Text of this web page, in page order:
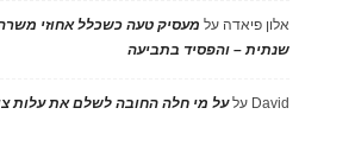
אלון פיאדה על מעסיק טעה כשכלל אחוזי
שנתית – והפסיד בתביעה
David עלעל מי חלה החובה לשלם את עלות